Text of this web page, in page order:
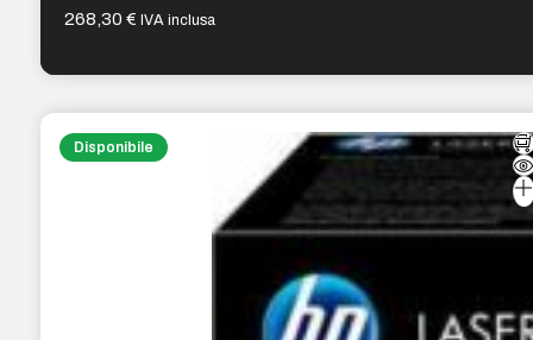
268,30€ IVA inclusa
Disponibile